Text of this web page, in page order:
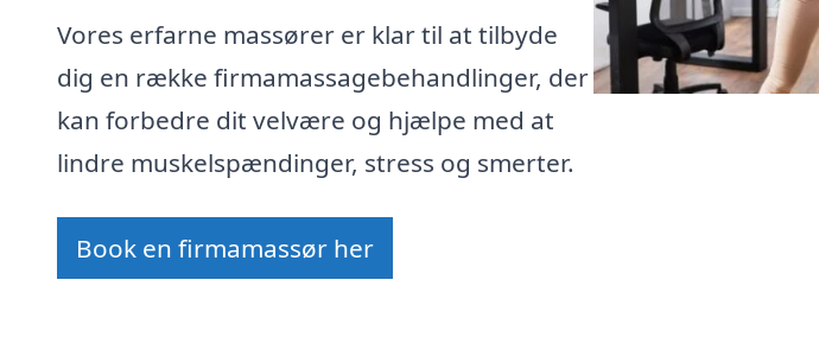
Vores erfarne massører er klar til at tilbyde
dig en række firmamassagebehandlinger, der
kan forbedre dit velvære og hjælpe med at
lindre muskelspændinger, stress og smerter.
Book en firmamassør her